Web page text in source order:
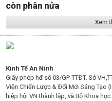
còn phân nửa
Xem
Kinh Tế An Ninh
Giấy phép hđ số 03/GP-TTĐT. Sở
Viện Chiến Lược & Đổi Mới Sáng Tạo
hiệp hội VN thành lập, và Bộ Khoa